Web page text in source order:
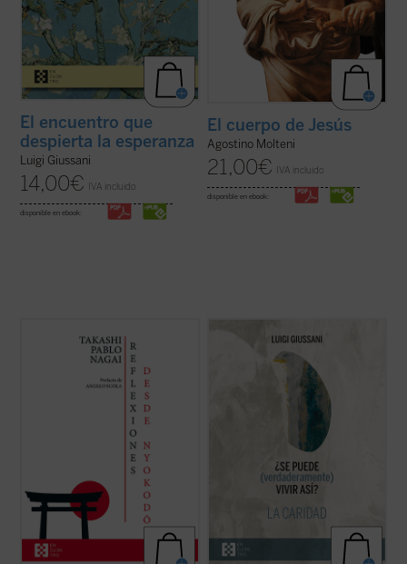
El encuentro que
despierta la esperanza
Luigi Giussani
14,00€ IVA incluido
disponible en ebook:
El cuerpo de Jesús
Agostino Molteni
21,00€ IVA incluido
disponible en ebook:
serie de escritos breves, meditaciones y
cartas suyas que conforman una obra
valiosísima para seguir, a través de una
intimidad familiar con él, los pasos de
Takashi hacia el encuentro final con ...
este tercer y último volumen dedicado a la
caridad, junto con su condición esencial, el
sacrificio, y su consecuencia práctica, la
(ver ficha)